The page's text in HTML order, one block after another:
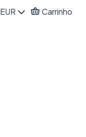
EUR Carrinho